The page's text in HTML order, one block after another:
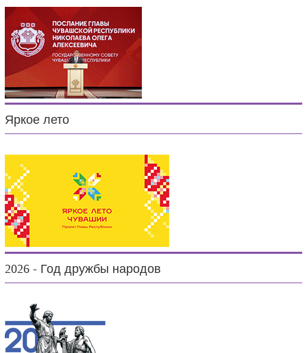
Яркое лето
2026 - Год дружбы народов